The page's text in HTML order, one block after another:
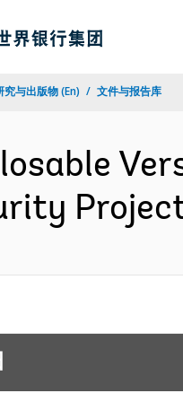
究与出版物 (En) 文件与报告库